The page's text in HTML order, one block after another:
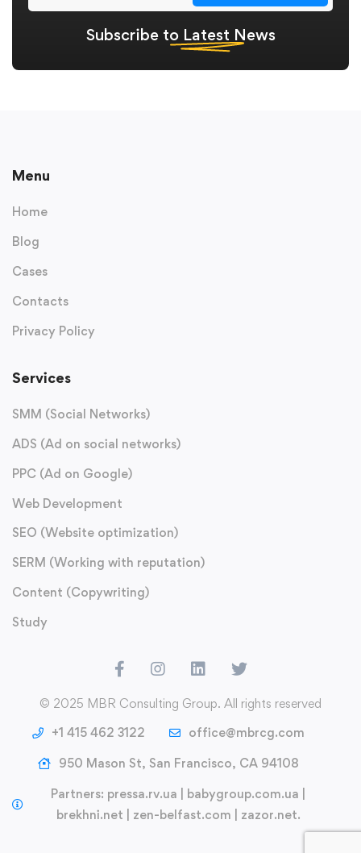
Subscribe to Latest News
Menu
Home
Blog
Cases
Contacts
Privacy Policy
Services
SMM (Social Networks)
ADS (Ad on social networks)
PPC (Ad on Google)
Web Development
SEO (Website optimization)
SERM (Working with reputation)
Content (Copywriting)
Study
© 2025 MBR Consulting Group. All rights reserved
+1 415 462 3122
office@mbrcg.com
950 Mason St, San Francisco, CA 94108
Partners: pressa.rv.ua babygroup.com.ua
brekhni.net
zen-belfast.com zazor.net.